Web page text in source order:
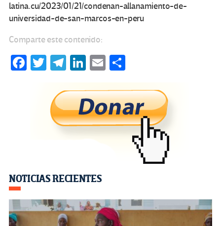
latina.cu/2023/01/21/condenan-allanamiento-de-
universidad-de-san-marcos-en-peru
Comparte este contenido:
Fa T
tt
er
Te
gr
a
m
Li
ke
dI
n
E
ail m
p
ar
tir
Navegación
de
entradas
NOTICIAS RECIENTES